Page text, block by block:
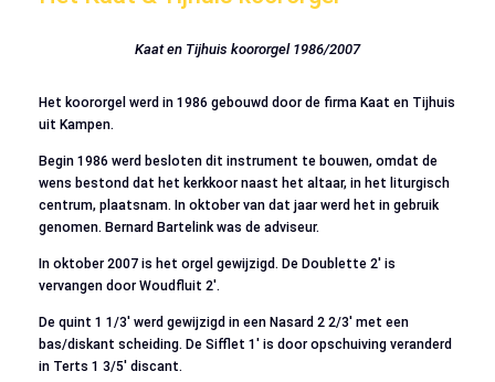
Kaat en Tijhuis koororgel 1986/2007
Het koororgel werd in 1986 gebouwd door de firma Kaat en Tijhuis
uit Kampen.
Begin 1986 werd besloten dit instrument te bouwen, omdat de
wens bestond dat het kerkkoor naast het altaar, in het liturgisch
centrum, plaatsnam. In oktober van dat jaar werd het in gebruik
genomen. Bernard Bartelink was de adviseur.
In oktober 2007 is het orgel gewijzigd. De Doublette 2′ is
vervangen door Woudfluit 2′.
De quint 1 1/3′ werd gewijzigd in een Nasard 2 2/3′ met een
bas/diskant scheiding. De Sifflet 1′ is door opschuiving veranderd
in Terts 1 3/5′ discant.